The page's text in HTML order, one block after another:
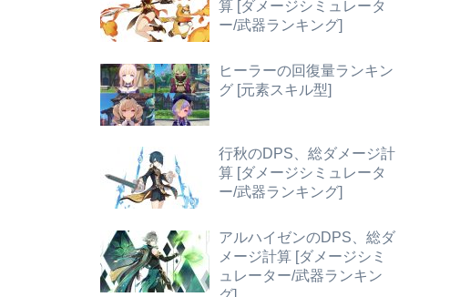
算 [ダメージシミュレータ
ー/武器ランキング]
ヒーラーの回復量ランキン
グ [元素スキル型]
行秋のDPS、総ダメージ計
算 [ダメージシミュレータ
ー/武器ランキング]
アルハイゼンのDPS、総ダ
メージ計算 [ダメージシミ
ュレーター/武器ランキン